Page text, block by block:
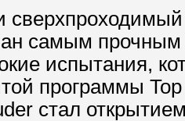
самым
испытания,
программы
стал